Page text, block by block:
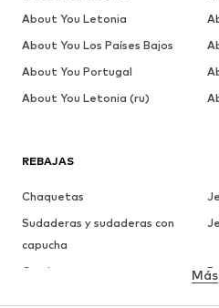
REBAJAS
Chaquetas
Sudaderas y sudaderas con
capucha
Camisetas Más
About You Letonia
About You Los Países Bajos
About You Portugal
About You Letonia (ru)